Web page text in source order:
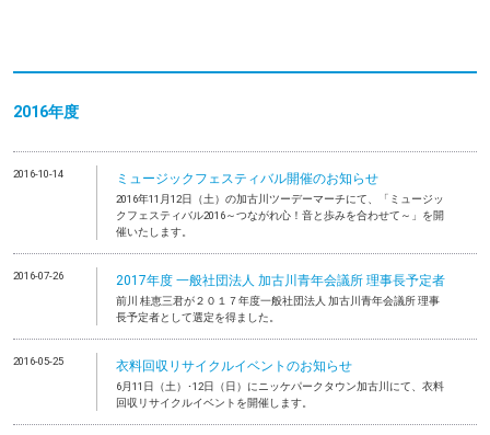
2016年度
2016-10-14 ミュージックフェスティバル開催のお知らせ
2016年11月12日（土）の加古川ツーデーマーチにて、「ミュージッ
クフェスティバル2016～つながれ心！音と歩みを合わせて～」を開
催いたします。
2016-07-26 2017年度 一般社団法人 加古川青年会議所 理事長予定者
前川 桂恵三君が２０１７年度一般社団法人 加古川青年会議所 理事
長予定者として選定を得ました。
2016-05-25 衣料回収リサイクルイベントのお知らせ
6月11日（土）･12日（日）にニッケパークタウン加古川にて、衣料
回収リサイクルイベントを開催します。